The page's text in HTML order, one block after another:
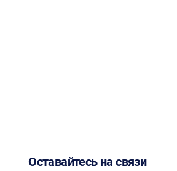
Оставайтесь на связи